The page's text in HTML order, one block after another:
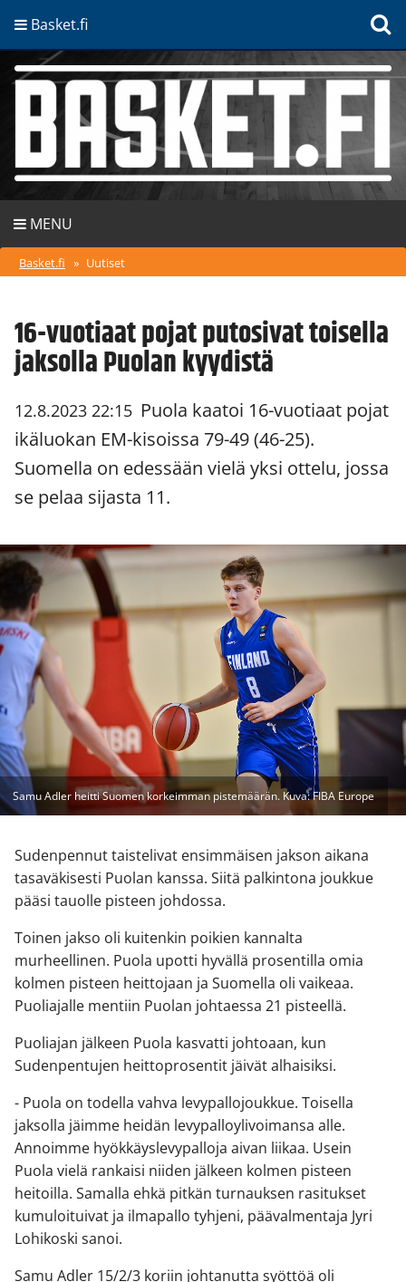
Basket.fi
MENU
Basket.fi » Uutiset
16-vuotiaat pojat putosivat toisella
jaksolla Puolan kyydistä
12.8.2023 22:15 Puola kaatoi 16-vuotiaat pojat
ikäluokan EM-kisoissa 79-49 (46-25).
Suomella on edessään vielä yksi ottelu, jossa
se pelaa sijasta 11.
Samu Adler heitti Suomen korkeimman pistemäärän. Kuva: FIBA Europe
Sudenpennut taistelivat ensimmäisen jakson aikana
tasaväkisesti Puolan kanssa. Siitä palkintona joukkue
pääsi tauolle pisteen johdossa.
Toinen jakso oli kuitenkin poikien kannalta
murheellinen. Puola upotti hyvällä prosentilla omia
kolmen pisteen heittojaan ja Suomella oli vaikeaa.
Puoliajalle mentiin Puolan johtaessa 21 pisteellä.
Puoliajan jälkeen Puola kasvatti johtoaan, kun
Sudenpentujen heittoprosentit jäivät alhaisiksi.
- Puola on todella vahva levypallojoukkue. Toisella
jaksolla jäimme heidän levypalloylivoimansa alle.
Annoimme hyökkäyslevypalloja aivan liikaa. Usein
Puola vielä rankaisi niiden jälkeen kolmen pisteen
heitoilla. Samalla ehkä pitkän turnauksen rasitukset
kumuloituivat ja ilmapallo tyhjeni, päävalmentaja Jyri
Lohikoski sanoi.
Samu Adler 15/2/3 koriin johtanutta syöttöä oli